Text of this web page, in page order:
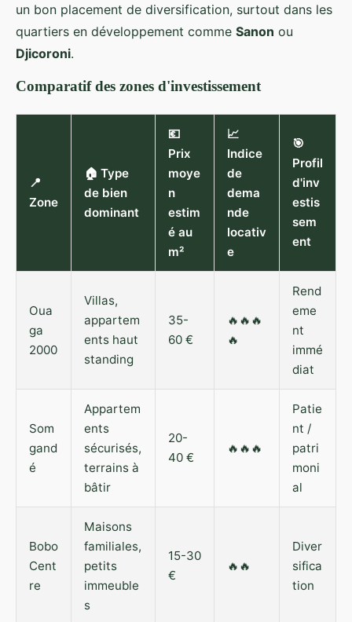
un bon placement de diversification, surtout dans les
quartiers en développement comme Sanon ou
Djicoroni.
Comparatif des zones d'investissement
📍
Zone
🏠 Type
de bien
dominant
💶
Prix
moye
n
estim
é au
m²
📈
Indice
de
dema
nde
locativ
e
🎯
Profil
d'inv
estis
sem
ent
Oua
ga
2000
Villas,
appartem
ents haut
standing
35-
60 €
🔥🔥🔥
🔥
Rend
eme
nt
immé
diat
Som
gand
é
Appartem
ents
sécurisés,
terrains à
bâtir
20-
40 €
🔥🔥🔥
Patie
nt /
patri
moni
al
Bobo
Cent
re
Maisons
familiales,
petits
immeuble
s
15-30
€
🔥🔥
Diver
sifica
tion